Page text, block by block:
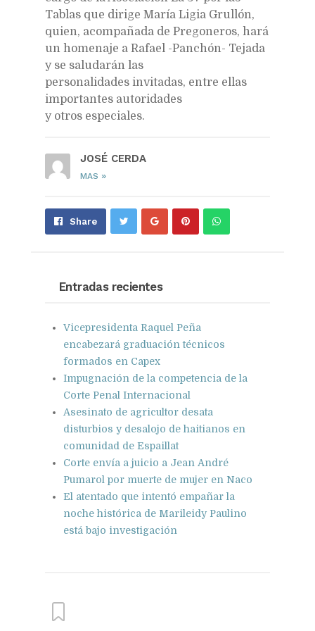
Tablas que dirige María Ligia Grullón,
quien, acompañada de Pregoneros, hará
un homenaje a Rafael -Panchón- Tejada
y se saludarán las
personalidades invitadas, entre ellas
importantes autoridades
y otros especiales.
JOSÉ CERDA
MAS »
Share Share Pin Send
Entradas recientes
Vicepresidenta Raquel Peña
encabezará graduación técnicos
formados en Capex
Impugnación de la competencia de la
Corte Penal Internacional
Asesinato de agricultor desata
disturbios y desalojo de haitianos en
comunidad de Espaillat
Corte envía a juicio a Jean André
Pumarol por muerte de mujer en Naco
El atentado que intentó empañar la
noche histórica de Marileidy Paulino
está bajo investigación